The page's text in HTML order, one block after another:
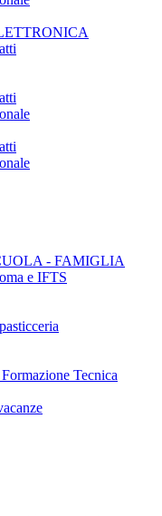
- FAMIGLIA
e IFTS
Tecnica